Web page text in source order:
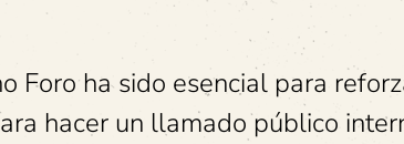
Foro ha sido esencial para
hacer un llamado público